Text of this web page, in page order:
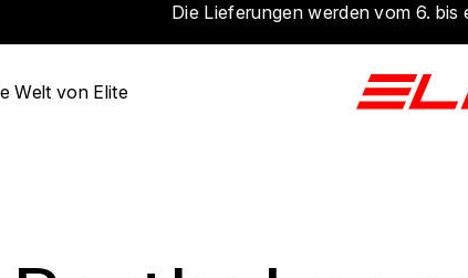
Die Lieferungen werden vom 6.
Welt von Elite